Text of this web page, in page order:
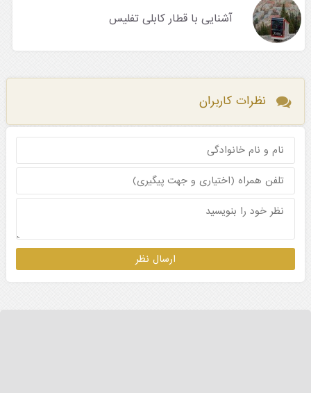
آشنایی با قطار کابلی تفلیس
نظرات کاربران